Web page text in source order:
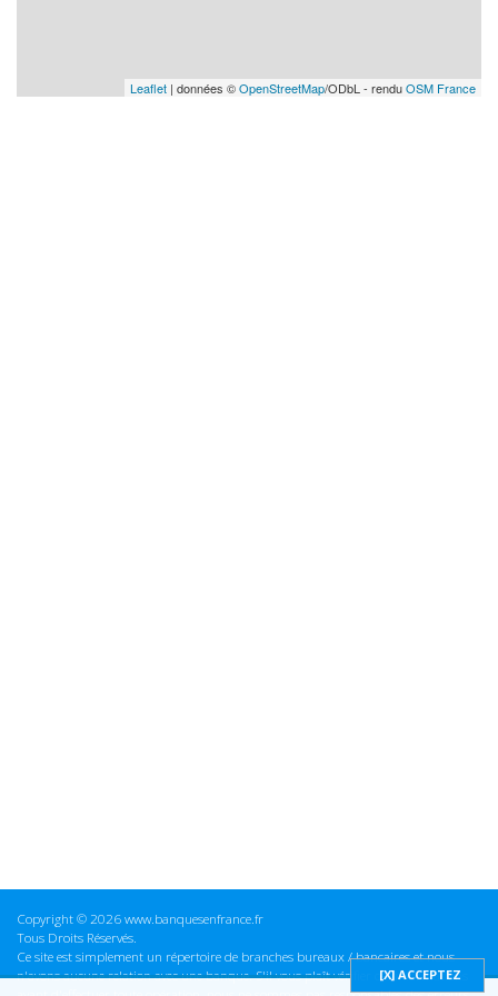
Leaflet | données ©OpenStreetMap/ODbL - renduOSM France
Copyright © 2026 www.banquesenfrance.fr
Tous Droits Réservés.
Ce site est simplement un répertoire de branches bureaux / bancaires et nous
n'avons aucune relation avec une banque. S'il vous plaît vérifier ces informations